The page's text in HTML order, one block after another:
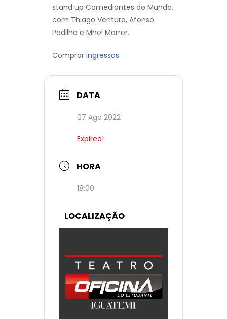
stand up Comediantes do Mundo,
com Thiago Ventura, Afonso
Padilha e Mhel Marrer.
Comprar ingressos.
DATA
07 Ago 2022
Expired!
HORA
18:00
LOCALIZAÇÃO